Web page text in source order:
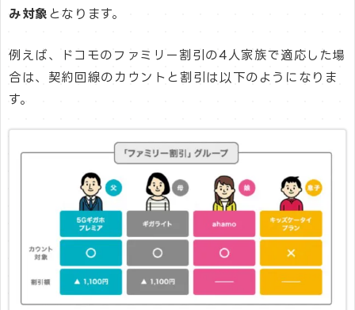
み対象 となります。
例えば、ドコモのファミリー割引の4人家族で適応した場
合は、契約回線のカウントと割引は以下のようになりま
す。